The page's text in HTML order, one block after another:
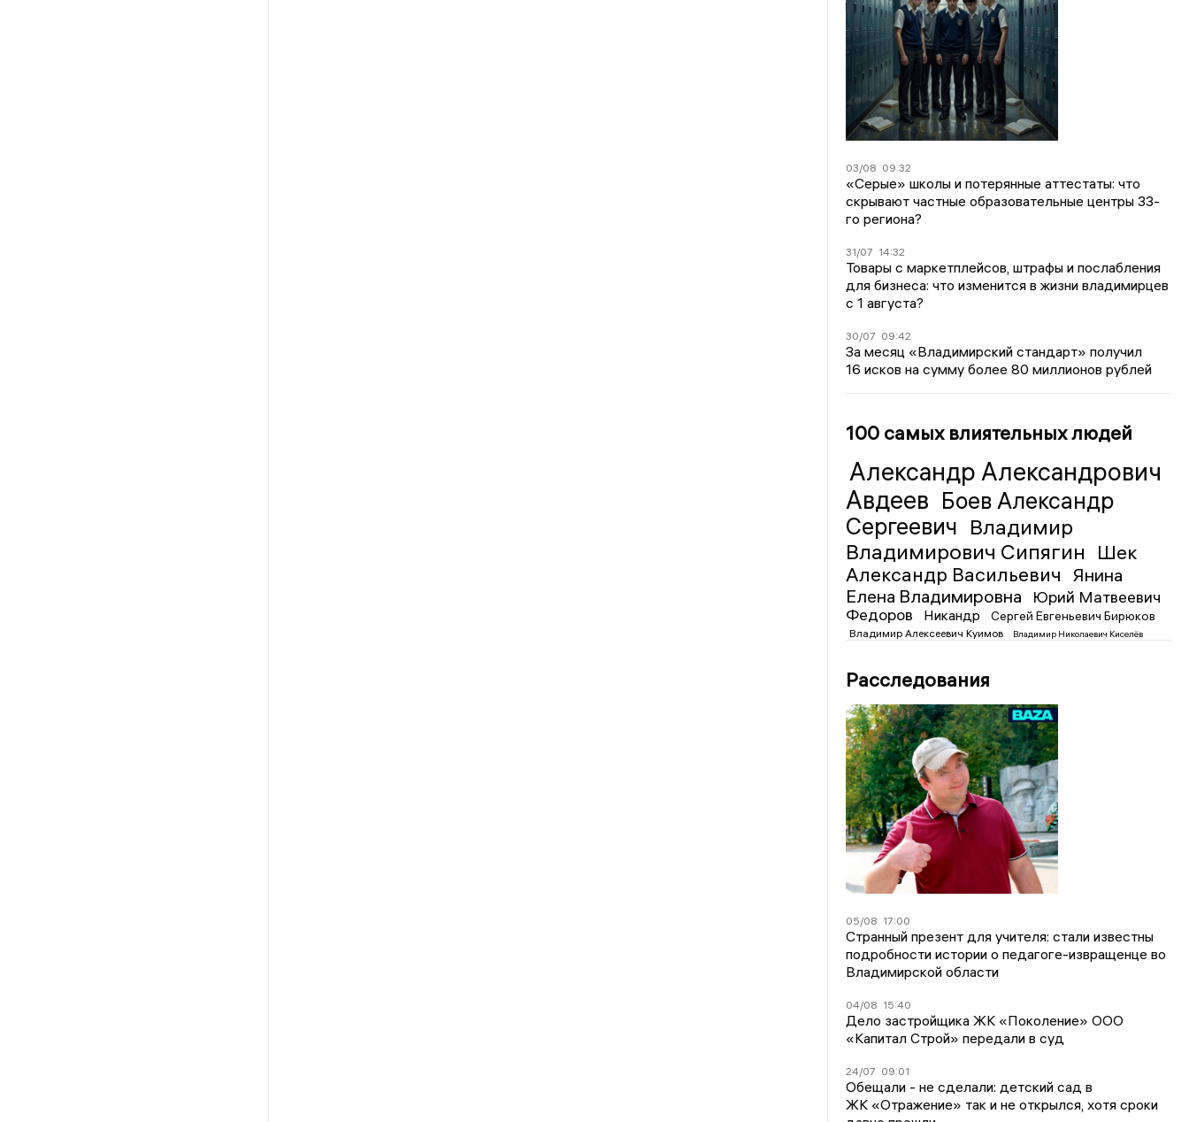
03/08 09:32
«Серые» школы и потерянные аттестаты: что
скрывают частные образовательные центры 33-
го региона?
31/07 14:32
Товары с маркетплейсов, штрафы и послабления
для бизнеса: что изменится в жизни владимирцев
с 1 августа?
30/07 09:42
За месяц «Владимирский стандарт» получил
16 исков на сумму более 80 миллионов рублей
100 самых влиятельных людей
Александр Александрович
Авдеев Боев Александр
Сергеевич Владимир
Владимирович Сипягин Шек
Александр Васильевич
Янина
Елена Владимировна
Юрий Матвеевич
Федоров
Никандр Сергей Евгеньевич Бирюков
Владимир Алексеевич Куимов Владимир Николаевич Киселёв
Расследования
05/08 17:00
Странный презент для учителя: стали известны
подробности истории о педагоге-извращенце во
Владимирской области
04/08 15:40
Дело застройщика ЖК «Поколение» ООО
«Капитал Строй» передали в суд
24/07 09:01
Обещали - не сделали: детский сад в
ЖК «Отражение» так и не открылся, хотя сроки